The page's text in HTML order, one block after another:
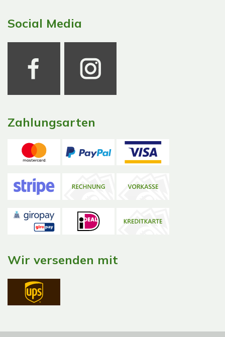
Social Media
Zahlungsarten
Wir versenden mit